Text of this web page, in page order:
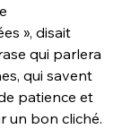
», disait
qui parlera
qui savent
patience et
un bon cliché.